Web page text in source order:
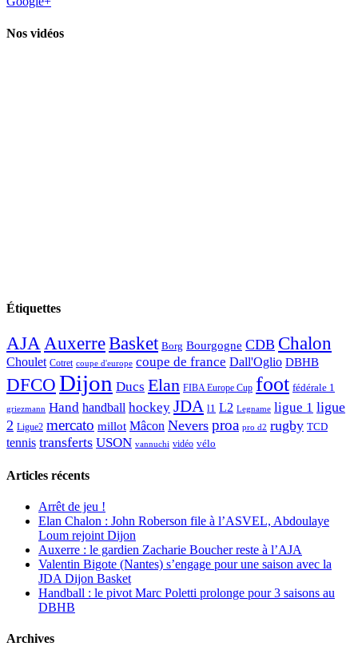
Nos vidéos
Étiquettes
AJAAuxerreBasket Borg Bourgogne CDB Chalon
Choulet Cotret coupe d'europe coupe de france Dall'Oglio DBHB
DFCODijon Ducs Elan FIBA Europe Cup foot fédérale 1
griezmann Hand handball hockey JDA l1 L2 Legname ligue 1 ligue
2 Ligue2 mercato millot Mâcon Nevers proa pro d2 rugby TCD
tennis transferts USON vannuchi vidéo vélo
Articles récents
Arrêt de jeu !
Elan Chalon : John Roberson file à l’ASVEL, Abdoulaye
Loum rejoint Dijon
Auxerre : le gardien Zacharie Boucher reste à l’AJA
Valentin Bigote (Nantes) s’engage pour une saison avec la
JDA Dijon Basket
Handball : le pivot Marc Poletti prolonge pour 3 saisons au
DBHB
Archives